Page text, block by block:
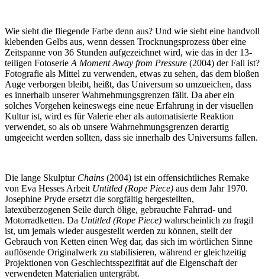
Wie sieht die fliegende Farbe denn aus? Und wie sieht eine handvoll
klebenden Gelbs aus, wenn dessen Trocknungsprozess über eine
Zeitspanne von 36 Stunden aufgezeichnet wird, wie das in der 13-
teiligen Fotoserie A Moment Away from Pressure (2004) der Fall ist?
Fotografie als Mittel zu verwenden, etwas zu sehen, das dem bloßen
Auge verborgen bleibt, heißt, das Universum so umzueichen, dass
es innerhalb unserer Wahrnehmungsgrenzen fällt. Da aber ein
solches Vorgehen keineswegs eine neue Erfahrung in der visuellen
Kultur ist, wird es für Valerie eher als automatisierte Reaktion
verwendet, so als ob unsere Wahrnehmungsgrenzen derartig
umgeeicht werden sollten, dass sie innerhalb des Universums fallen.
Die lange Skulptur Chains (2004) ist ein offensichtliches Remake
von Eva Hesses Arbeit Untitled (Rope Piece) aus dem Jahr 1970.
Josephine Pryde ersetzt die sorgfältig hergestellten,
latexüberzogenen Seile durch ölige, gebrauchte Fahrrad- und
Motorradketten. Da Untitled (Rope Piece) wahrscheinlich zu fragil
ist, um jemals wieder ausgestellt werden zu können, stellt der
Gebrauch von Ketten einen Weg dar, das sich im wörtlichen Sinne
auflösende Originalwerk zu stabilisieren, während er gleichzeitig
Projektionen von Geschlechtsspezifität auf die Eigenschaft der
verwendeten Materialien untergräbt.